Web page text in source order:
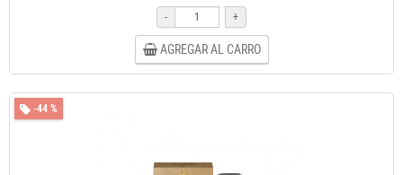
-
+
AGREGAR AL CARRO
-44 %